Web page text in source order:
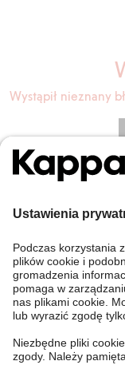
Wystąpił nieznany